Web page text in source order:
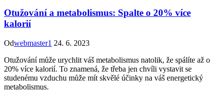
Otužování a metabolismus: Spalte o 20% více
kalorií
Odwebmaster1 24. 6. 2023
Otužování může urychlit váš metabolismus natolik, že spálíte až o
20% více kalorií. To znamená, že třeba jen chvíli vystavit se
studenému vzduchu může mít skvělé účinky na váš energetický
metabolismus.